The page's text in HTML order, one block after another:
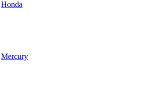
Honda
Mercury